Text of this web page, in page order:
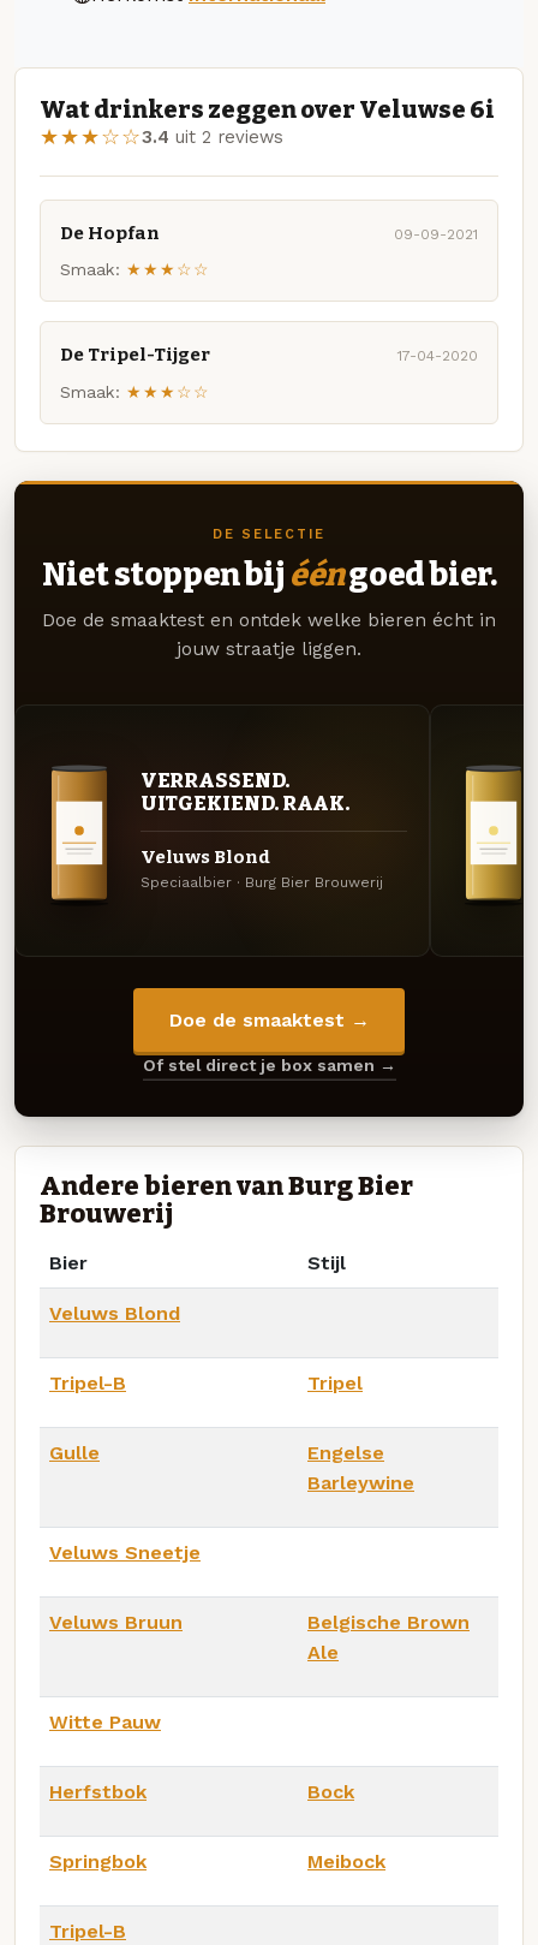
Wat drinkers zeggen over Veluwse 6i
★★★☆☆3.4 uit 2 reviews
De Hopfan 09-09-2021
Smaak: ★★★☆☆
De Tripel-Tijger 17-04-2020
Smaak: ★★★☆☆
DE SELECTIE
Niet stoppen bij ééngoed bier.
Doe de smaaktest en ontdek welke bieren écht in
jouw straatje liggen.
VERRASSEND.
UITGEKIEND. RAAK.
Veluws Blond
Speciaalbier · Burg Bier Brouwerij
Doe de smaaktest →
Of stel direct je box samen →
Andere bieren van Burg Bier
Brouwerij
Bier Stijl
Veluws Blond
Tripel-B Tripel
Gulle
Engelse
Barleywine
Veluws Sneetje
Veluws Bruun
Belgische Brown
Ale
Witte Pauw
Herfstbok Bock
Springbok Meibock
Tripel-B